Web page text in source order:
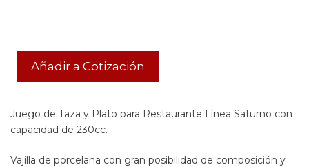
Añadir a Cotización
Juego de Taza y Plato para Restaurante Línea Saturno con
capacidad de 230cc.
Vajilla de porcelana con gran posibilidad de composición y